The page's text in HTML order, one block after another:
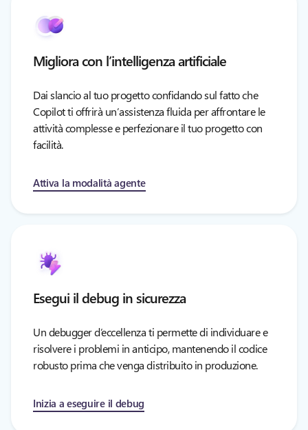
Migliora con l’intelligenza artificiale
Dai slancio al tuo progetto confidando sul fatto che
Copilot ti offrirà un’assistenza fluida per affrontare le
attività complesse e perfezionare il tuo progetto con
facilità.
Attiva la modalità agente
Esegui il debug in sicurezza
Un debugger d’eccellenza ti permette di individuare e
risolvere i problemi in anticipo, mantenendo il codice
robusto prima che venga distribuito in produzione.
Inizia a eseguire il debug